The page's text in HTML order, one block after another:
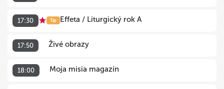
17:30 Tip Effeta / Liturgický rok A
17:50 Živé obrazy
18:00 Moja misia magazín